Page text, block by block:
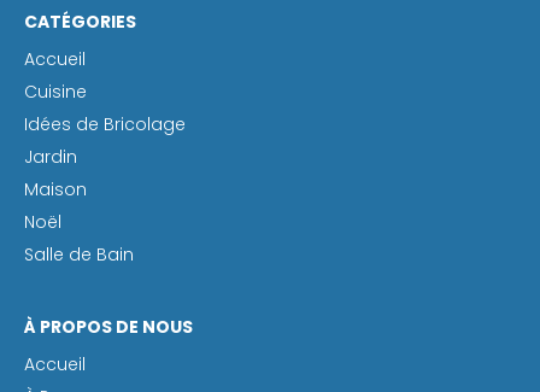
CATÉGORIES
Accueil
Cuisine
Idées de Bricolage
Jardin
Maison
Noël
Salle de Bain
À PROPOS DE NOUS
Accueil